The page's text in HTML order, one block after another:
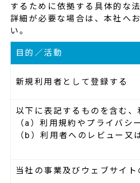
するために依拠する具体的な
詳細が必要な場合は、本社へ
い。
目的／活動
新規利用者として登録する
以下に表記するものを含む
（a）利用規約やプライバシ
（b）利用者へのレビュー又
当社の事業及びウェブサイ